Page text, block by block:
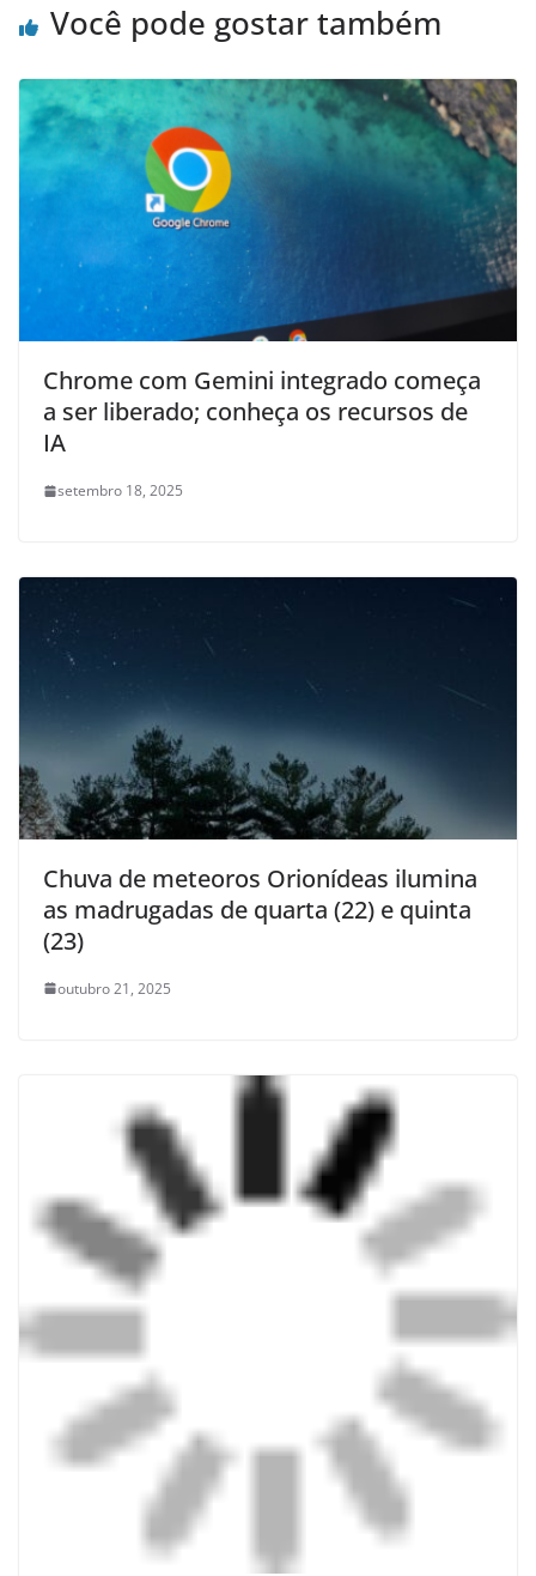
Você pode gostar também
Chrome com Gemini integrado começa
a ser liberado; conheça os recursos de
IA
setembro 18, 2025
Chuva de meteoros Orionídeas ilumina
as madrugadas de quarta (22) e quinta
(23)
outubro 21, 2025